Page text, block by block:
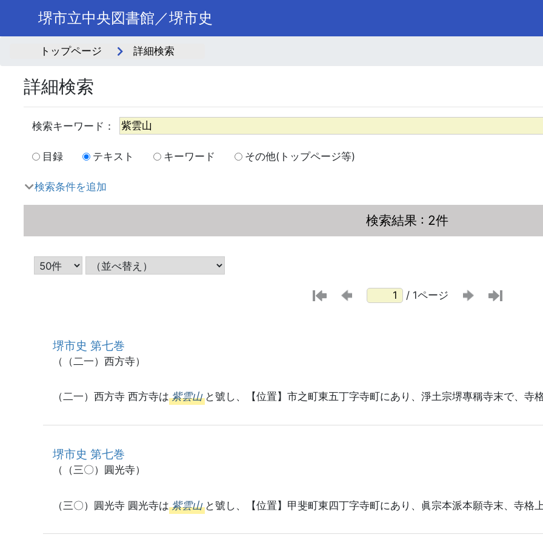
堺市立中央図書館／堺市史
トップページ 詳細検索
詳細検索
目録 テキスト キーワード その他(トップページ等)
検索条件を追加
検索結果 : 2件
/ 1ページ
堺市史 第七巻
（（二一）西方寺）
（二一）西方寺 西方寺は 紫雲山 と號し、【位置】市之町東五丁字寺町にあり、淨土宗堺專稱寺末で、寺
堺市史 第七巻
（（三〇）圓光寺）
（三〇）圓光寺 圓光寺は 紫雲山 と號し、【位置】甲斐町東四丁字寺町にあり、眞宗本派本願寺末、寺格